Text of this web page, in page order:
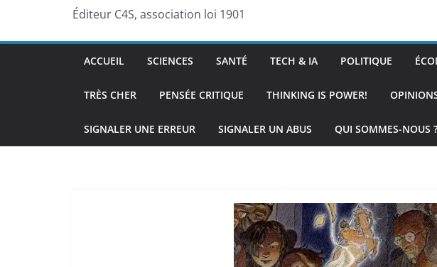
Éditeur C4S, association loi 1901
ACCUEIL SCIENCES SANTÉ TECH & IA POLITIQUE
TRÈS CHER PENSÉE CRITIQUE THINKING IS POWER!
SIGNALER UNE ERREUR SIGNALER UN ABUS QUI SOMMES-NOUS ?